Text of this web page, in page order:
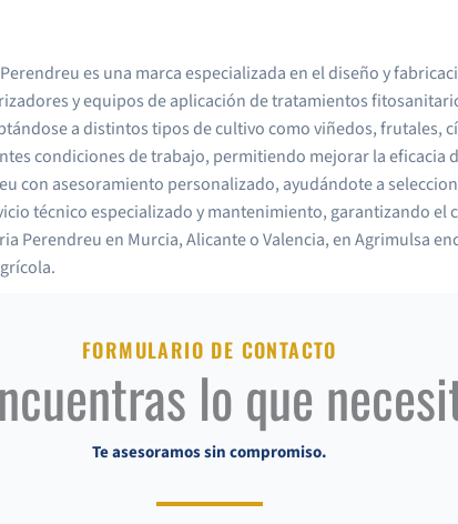
es una marca especializada en el diseño y
y equipos de aplicación de tratamientos
a distintos tipos de cultivo como viñedos, frutales,
condiciones de trabajo, permitiendo mejorar la
con asesoramiento personalizado, ayudándote a
técnico especializado y mantenimiento, garantizando
Perendreu en Murcia, Alicante o Valencia, en Agrimulsa
FORMULARIO DE CONTACTO
lo que
Te asesoramos sin compromiso.